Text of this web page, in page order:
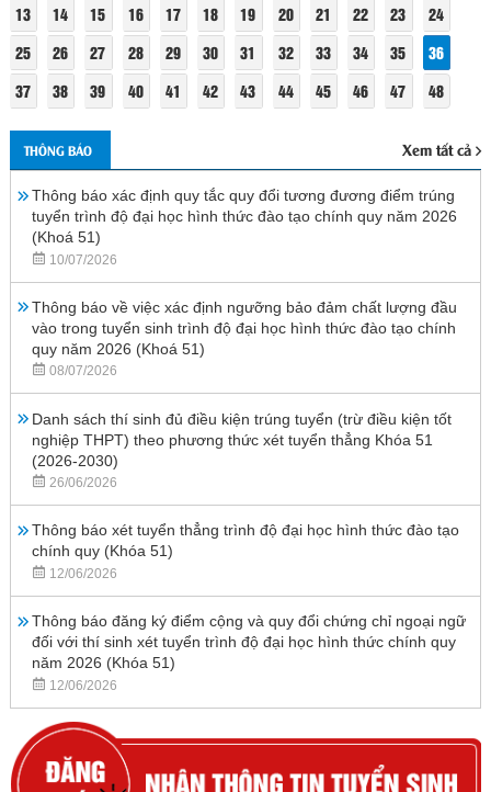
13
14 15 16 17 18 19 20 21 22 23
24
25
26 27 28 29 30 31 32 33 34 35
36
37
38 39 40 41 42 43 44 45 46 47 48
THÔNG BÁO Xem tất cả
Thông báo xác định quy tắc quy đổi tương đương điểm trúng
tuyển trình độ đại học hình thức đào tạo chính quy năm 2026
(Khoá 51)
10/07/2026
Thông báo về việc xác định ngưỡng bảo đảm chất lượng đầu
vào trong tuyển sinh trình độ đại học hình thức đào tạo chính
quy năm 2026 (Khoá 51)
08/07/2026
Danh sách thí sinh đủ điều kiện trúng tuyển (trừ điều kiện tốt
nghiệp THPT) theo phương thức xét tuyển thẳng Khóa 51
(2026-2030)
26/06/2026
Thông báo xét tuyển thẳng trình độ đại học hình thức đào tạo
chính quy (Khóa 51)
12/06/2026
Thông báo đăng ký điểm cộng và quy đổi chứng chỉ ngoại ngữ
đối với thí sinh xét tuyển trình độ đại học hình thức chính quy
năm 2026 (Khóa 51)
12/06/2026